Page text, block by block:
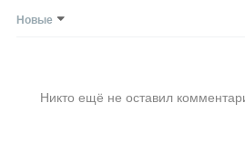
Новые
Никто ещё не оставил